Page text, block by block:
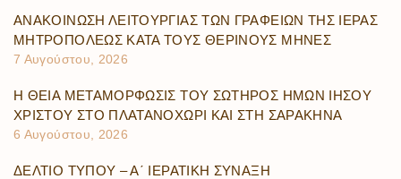
ΑΝΑΚΟΙΝΩΣΗ ΛΕΙΤΟΥΡΓΙΑΣ ΤΩΝ ΓΡΑΦΕΙΩΝ ΤΗΣ ΙΕΡΑΣ
ΜΗΤΡΟΠΟΛΕΩΣ ΚΑΤΑ ΤΟΥΣ ΘΕΡΙΝΟΥΣ ΜΗΝΕΣ
7 Αυγούστου, 2026
Η ΘΕΙΑ ΜΕΤΑΜΟΡΦΩΣΙΣ ΤΟΥ ΣΩΤΗΡΟΣ ΗΜΩΝ ΙΗΣΟΥ
ΧΡΙΣΤΟΥ ΣΤΟ ΠΛΑΤΑΝΟΧΩΡΙ ΚΑΙ ΣΤΗ ΣΑΡΑΚΗΝΑ
6 Αυγούστου, 2026
ΔΕΛΤΙΟ ΤΥΠΟΥ – Α΄ ΙΕΡΑΤΙΚΗ ΣΥΝΑΞΗ